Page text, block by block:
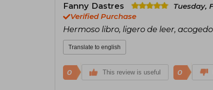
Fanny Dastres
Tuesday,
Verified Purchase
Hermoso libro, ligero de leer,
Translate to english
0 This review is useful 0